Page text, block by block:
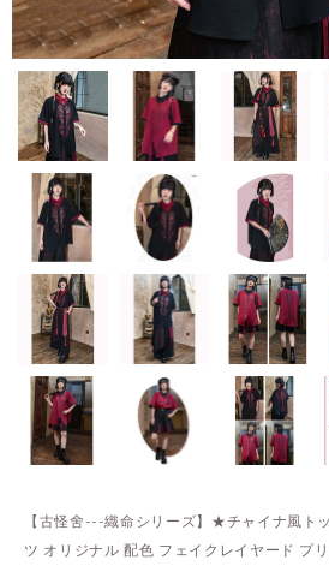
【古怪舍---織命シリーズ】★チャイナ風ト
ツ オリジナル 配色 フェイクレイヤード プリ